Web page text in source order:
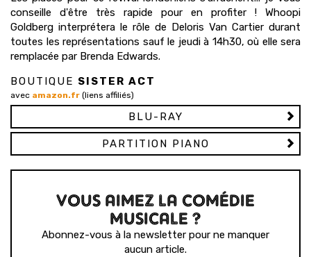
conseille d'être très rapide pour en profiter ! Whoopi
Goldberg interprétera le rôle de Deloris Van Cartier durant
toutes les représentations sauf le jeudi à 14h30, où elle sera
remplacée par Brenda Edwards.
BOUTIQUE SISTER ACT
avec amazon.fr (liens affiliés)
BLU-RAY
PARTITION PIANO
VOUS AIMEZ LA COMÉDIE
MUSICALE ?
Abonnez-vous à la newsletter pour ne manquer
aucun article.